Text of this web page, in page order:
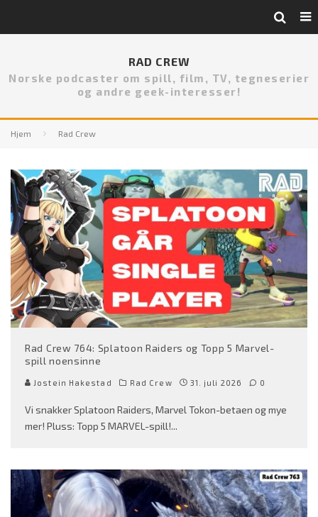
RAD CREW
Norske podcaster om spill, film, TV, tegneserier
og andre geek-interesser!
Hjem Rad Crew
Rad Crew 764: Splatoon Raiders og Topp 5 Marvel-
spill noensinne
Jostein Hakestad Rad Crew 31. juli 2026 0
Vi snakker Splatoon Raiders, Marvel Tokon-betaen og mye
mer! Pluss: Topp 5 MARVEL-spill!...